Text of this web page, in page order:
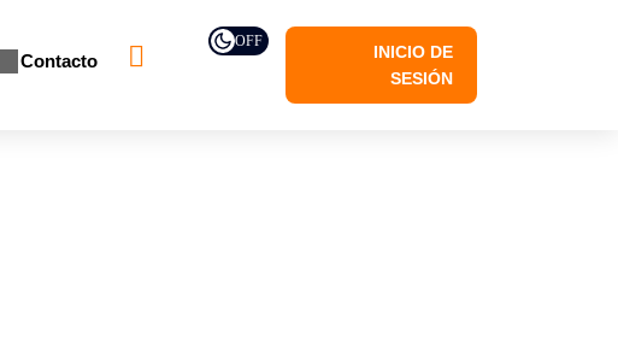
Contacto
OFF
INICIO DE
SESIÓN